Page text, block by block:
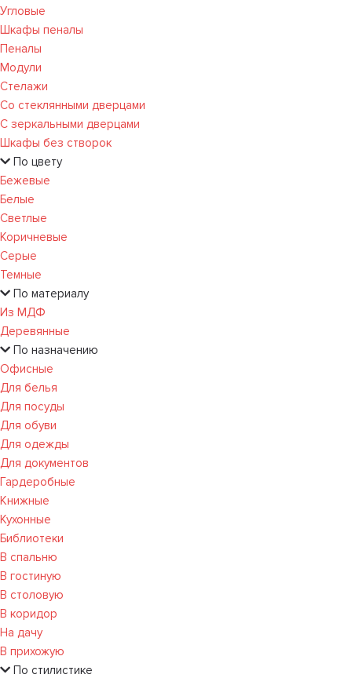
Угловые
Шкафы пеналы
Пеналы
Модули
Стелажи
Со стеклянными дверцами
С зеркальными дверцами
Шкафы без створок
По цвету
Бежевые
Белые
Светлые
Коричневые
Серые
Темные
По материалу
Из МДФ
Деревянные
По назначению
Офисные
Для белья
Для посуды
Для обуви
Для одежды
Для документов
Гардеробные
Книжные
Кухонные
Библиотеки
В спальню
В гостиную
В столовую
В коридор
На дачу
В прихожую
По стилистике